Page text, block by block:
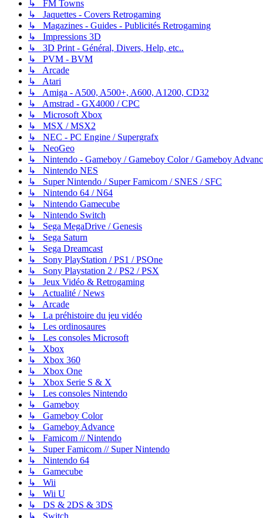
↳ FM Towns
↳ Jaquettes - Covers Retrogaming
↳ Magazines - Guides - Publicités Retrogaming
↳ Impressions 3D
↳ 3D Print - Général, Divers, Help, etc..
↳ PVM - BVM
↳ Arcade
↳ Atari
↳ Amiga - A500, A500+, A600, A1200, CD32
↳ Amstrad - GX4000 / CPC
↳ Microsoft Xbox
↳ MSX / MSX2
↳ NEC - PC Engine / Supergrafx
↳ NeoGeo
↳ Nintendo - Gameboy / Gameboy Color / Gameboy
↳ Nintendo NES
↳ Super Nintendo / Super Famicom / SNES / SFC
↳ Nintendo 64 / N64
↳ Nintendo Gamecube
↳ Nintendo Switch
↳ Sega MegaDrive / Genesis
↳ Sega Saturn
↳ Sega Dreamcast
↳ Sony PlayStation / PS1 / PSOne
↳ Sony Playstation 2 / PS2 / PSX
↳ Jeux Vidéo & Retrogaming
↳ Actualité / News
↳ Arcade
↳ La préhistoire du jeu vidéo
↳ Les ordinosaures
↳ Les consoles Microsoft
↳ Xbox
↳ Xbox 360
↳ Xbox One
↳ Xbox Serie S & X
↳ Les consoles Nintendo
↳ Gameboy
↳ Gameboy Color
↳ Gameboy Advance
↳ Famicom // Nintendo
↳ Super Famicom // Super Nintendo
↳ Nintendo 64
↳ Gamecube
↳ Wii
↳ Wii U
↳ DS & 2DS & 3DS